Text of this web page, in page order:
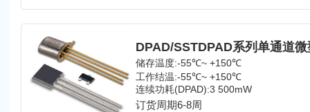
储存温度:-55℃~ +150℃
工作结温:-55℃~ +150℃
连续功耗(DPAD):3 500mW
正向电流(DPAD):50mA
订货周期6-8周